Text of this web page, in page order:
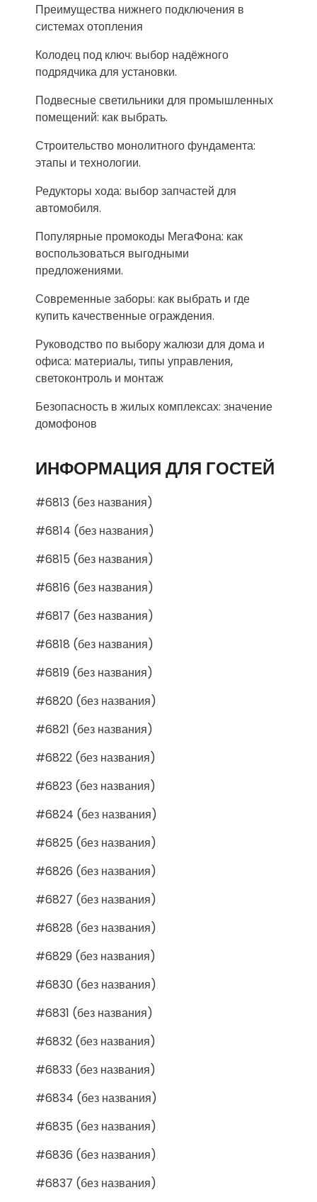
Преимущества нижнего подключения в
системах отопления
Колодец под ключ: выбор надёжного
подрядчика для установки.
Подвесные светильники для промышленных
помещений: как выбрать.
Строительство монолитного фундамента:
этапы и технологии.
Редукторы хода: выбор запчастей для
автомобиля.
Популярные промокоды МегаФона: как
воспользоваться выгодными
предложениями.
Современные заборы: как выбрать и где
купить качественные ограждения.
Руководство по выбору жалюзи для дома и
офиса: материалы, типы управления,
светоконтроль и монтаж
Безопасность в жилых комплексах: значение
домофонов
ИНФОРМАЦИЯ ДЛЯ ГОСТЕЙ
#6813 (без названия)
#6814 (без названия)
#6815 (без названия)
#6816 (без названия)
#6817 (без названия)
#6818 (без названия)
#6819 (без названия)
#6820 (без названия)
#6821 (без названия)
#6822 (без названия)
#6823 (без названия)
#6824 (без названия)
#6825 (без названия)
#6826 (без названия)
#6827 (без названия)
#6828 (без названия)
#6829 (без названия)
#6830 (без названия)
#6831 (без названия)
#6832 (без названия)
#6833 (без названия)
#6834 (без названия)
#6835 (без названия)
#6836 (без названия)
#6837 (без названия)